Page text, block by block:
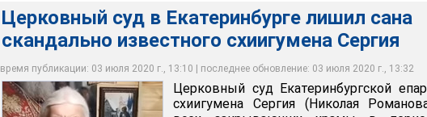
Церковный суд в Екатеринбурге лишил сана
скандально известного схиигумена Сергия
время публикации: 03 июля 2020 г., 13:10 | последнее обновление: 03 июля 2020 г., 13:32
Церковный суд в Екатеринбурге лишил сана скандально известного
Сергия
ДВИЖЕНИЕ ЦАРСКИЙ КРЕСТ / youtube.comЦерковный суд Екатеринбургской
схиигумена Сергия (Николая